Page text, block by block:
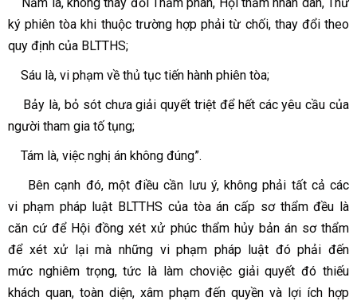
ký phiên tòa khi thuộc trường hợp phải từ chối, thay đổi theo
quy định của BLTTHS;
Sáu là, vi phạm về thủ tục tiến hành phiên tòa;
Bảy là, bỏ sót chưa giải quyết triệt để hết các yêu cầu của
người tham gia tố tụng;
Tám là, việc nghị án không đúng”.
Bên cạnh đó, một điều cần lưu ý, không phải tất cả các
vi phạm pháp luật BLTTHS của tòa án cấp sơ thẩm đều là
căn cứ để Hội đồng xét xử phúc thẩm hủy bản án sơ thẩm
để xét xử lại mà những vi phạm pháp luật đó phải đến
mức nghiêm trọng, tức là làm choviệc giải quyết đó thiếu
khách quan, toàn diện, xâm phạm đến quyền và lợi ích hợp